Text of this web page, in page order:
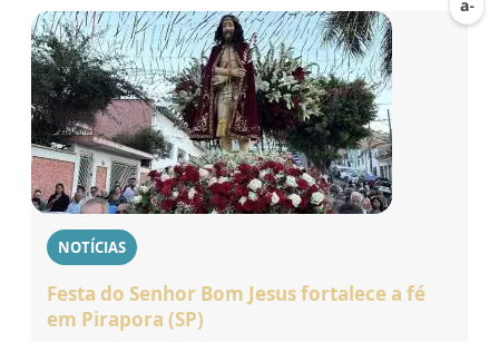
NOTÍCIAS
Festa do Senhor Bom Jesus fortalece a fé
em Pirapora (SP)